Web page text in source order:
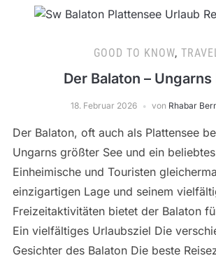
GOOD TO KNOW,
Der Balaton –
18. Februar 2026 von Rhabar
Der Balaton, oft auch als Plattensee
Ungarns größter See und ein
Einheimische und Touristen
einzigartigen Lage und seinem
Freizeitaktivitäten bietet der Balaton
Ein vielfältiges Urlaubsziel Die
Gesichter des Balaton Die beste